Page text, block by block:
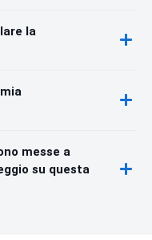
la
messe a
su questa